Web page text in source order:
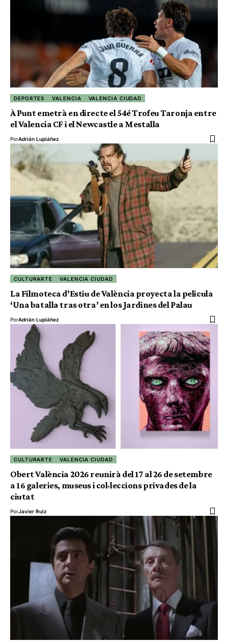
DEPORTES VALENCIA VALENCIA CIUDAD
À Punt emetrà en directe el 54é Trofeu Taronja entre
el Valencia CF i el Newcastle a Mestalla
PorAdrián Lupiáñez
CULTURARTE VALENCIA CIUDAD
La Filmoteca d’Estiu de València proyecta la pelicula
‘Una batalla tras otra’ en los Jardines del Palau
PorAdrián Lupiáñez
CULTURARTE VALENCIA CIUDAD
Obert València 2026 reunirà del 17 al 26 de setembre
a 16 galeries, museus i col·leccions privades de la
ciutat
PorJavier Ruiz